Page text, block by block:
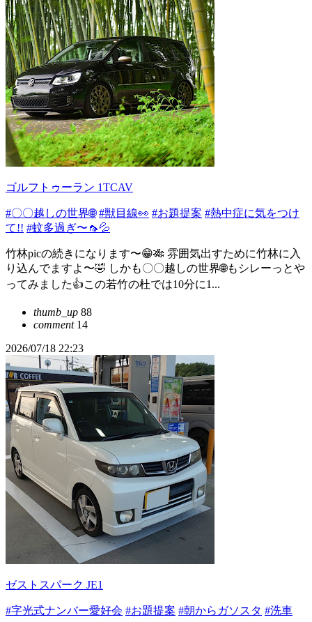
ゴルフトゥーラン 1TCAV
#〇〇越しの世界🌐 #獣目線👀 #お題提案 #熱中症に気をつけ
て!! #蚊多過ぎ〜🦟💦
竹林picの続きになります〜😁🎋 雰囲気出すために竹林に入
り込んでますよ〜🤣 しかも〇〇越しの世界🌐もシレーっとや
ってみました👍この若竹の杜では10分に1...
thumb_up 88
comment14
2026/07/18 22:23
ゼストスパーク JE1
#字光式ナンバー愛好会 #お題提案 #朝からガソスタ #洗車